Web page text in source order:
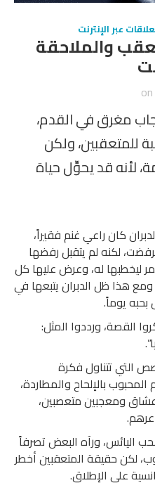
عبر الإنترنت
والملاحقة
مغرق في القدم،
للمتعقبين، ولكن
لأنه قد يحوِّل حياة
كان راعي غنم فقيراً،
لكنه لم يتقبل رفضها
ليخطبها له، وعرض عليها كل
ومع هذا ظل الدبران يتبعها في
يوماً.
القصة، ورددوا المثل:
التي تتناول فكرة
بالإلحاح والمطاردة،
ومعجبين متعصبين،
اليائس، ورآه البعض تصرفاً
لكن حقيقة المتعقبين أخطر
على الإطلاق.